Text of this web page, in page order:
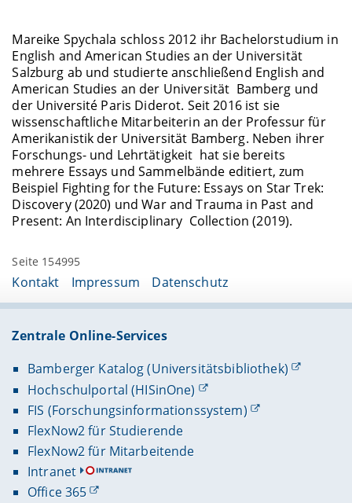
Mareike Spychala schloss 2012 ihr Bachelorstudium in
English and American Studies an der Universität
Salzburg ab und studierte anschließend English and
American Studies an der Universität Bamberg und
der Université Paris Diderot. Seit 2016 ist sie
wissenschaftliche Mitarbeiterin an der Professur für
Amerikanistik der Universität Bamberg. Neben ihrer
Forschungs- und Lehrtätigkeit hat sie bereits
mehrere Essays und Sammelbände editiert, zum
Beispiel Fighting for the Future: Essays on Star Trek:
Discovery (2020) und War and Trauma in Past and
Present: An Interdisciplinary Collection (2019).
Seite 154995
Kontakt Impressum Datenschutz
Zentrale Online-Services
Bamberger Katalog (Universitätsbibliothek)
Hochschulportal (HISinOne)
FIS (Forschungsinformationssystem)
FlexNow2 für Studierende
FlexNow2 für Mitarbeitende
Intranet
Office 365